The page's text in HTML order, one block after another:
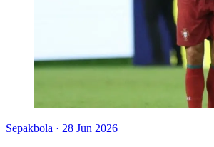
Sepakbola · 28 Jun 2026